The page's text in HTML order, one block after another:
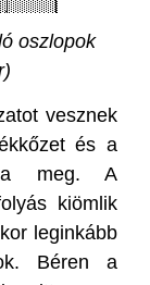
oszlopok
vesznek
és a
meg. A
kiömlik
leginkább
Béren a